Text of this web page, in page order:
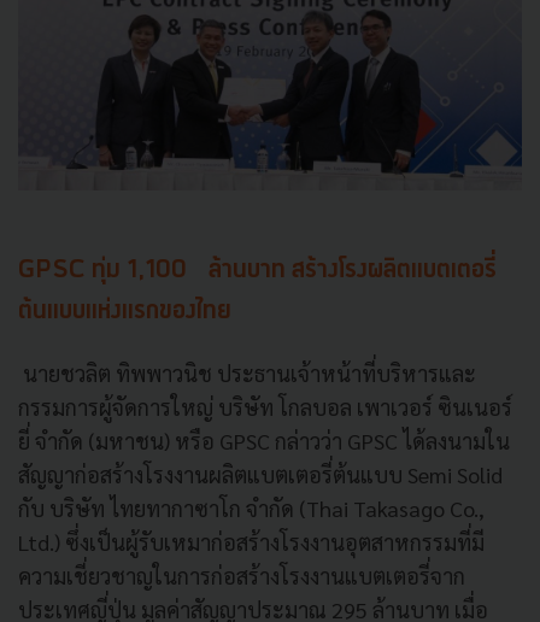
GPSC ทุ่ม 1,100 ล้านบาท สร้างโรงผลิตแบตเตอรี่
ต้นแบบแห่งแรกของไทย
นายชวลิต ทิพพาวนิช ประธานเจ้าหน้าที่บริหารและ
กรรมการผู้จัดการใหญ่ บริษัท โกลบอล เพาเวอร์ ซินเนอร์
ยี่ จำกัด (มหาชน) หรือ GPSC กล่าวว่า GPSC ได้ลงนามใน
สัญญาก่อสร้างโรงงานผลิตแบตเตอรี่ต้นแบบ Semi Solid
กับ บริษัท ไทยทากาซาโก จำกัด (Thai Takasago Co.,
Ltd.) ซึ่งเป็นผู้รับเหมาก่อสร้างโรงงานอุตสาหกรรมที่มี
ความเชี่ยวชาญในการก่อสร้างโรงงานแบตเตอรี่จาก
ประเทศญี่ปุ่น มูลค่าสัญญาประมาณ 295 ล้านบาท เมื่อ